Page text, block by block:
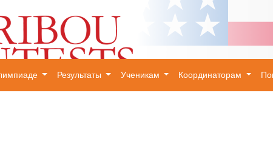
Результаты Ученикам Координаторам